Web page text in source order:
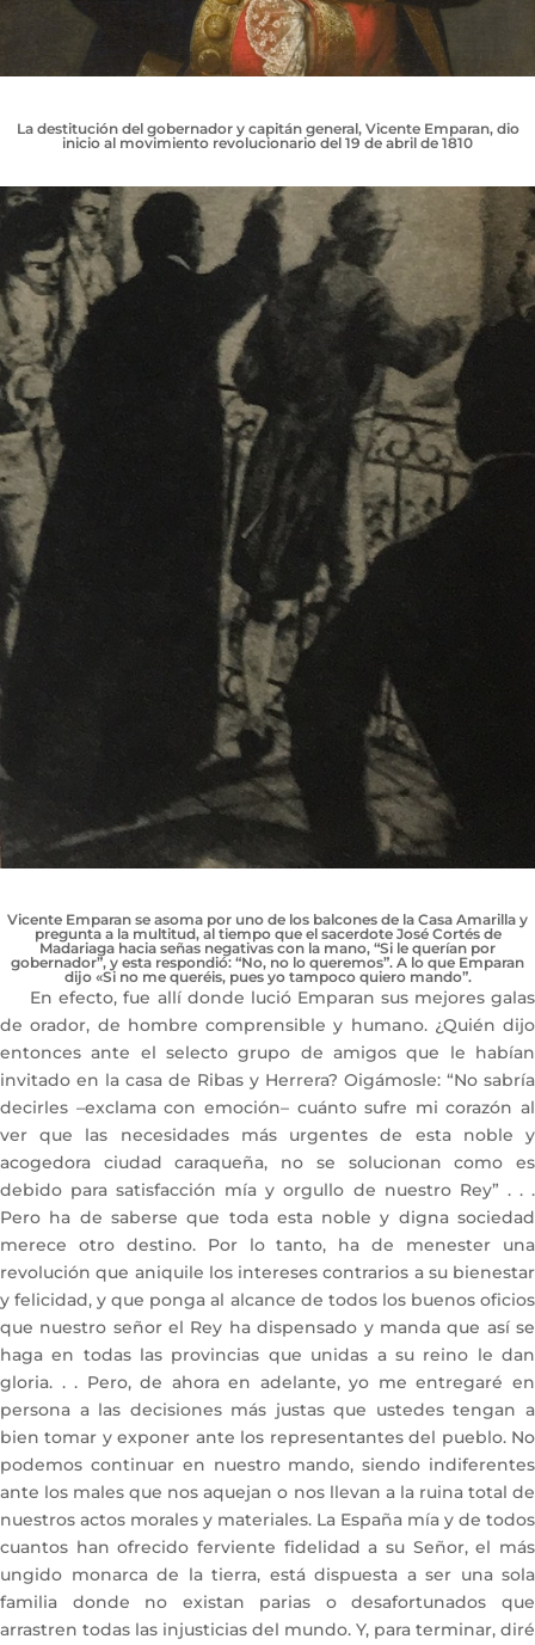
La destitución del gobernador y capitán general, Vicente Emparan, dio
inicio al movimiento revolucionario del 19 de abril de 1810
Vicente Emparan se asoma por uno de los balcones de la Casa Amarilla y
pregunta a la multitud, al tiempo que el sacerdote José Cortés de
Madariaga hacia señas negativas con la mano, “Si le querían por
gobernador”, y esta respondió: “No, no lo queremos”. A lo que Emparan
dijo «Si no me queréis, pues yo tampoco quiero mando”.
En efecto, fue allí donde lució Emparan sus mejores galas
de orador, de hombre comprensible y humano. ¿Quién dijo
entonces ante el selecto grupo de amigos que le habían
invitado en la casa de Ribas y Herrera? Oigámosle: “No sabría
decirles –exclama con emoción– cuánto sufre mi corazón al
ver que las necesidades más urgentes de esta noble y
acogedora ciudad caraqueña, no se solucionan como es
debido para satisfacción mía y orgullo de nuestro Rey” . . .
Pero ha de saberse que toda esta noble y digna sociedad
merece otro destino. Por lo tanto, ha de menester una
revolución que aniquile los intereses contrarios a su bienestar
y felicidad, y que ponga al alcance de todos los buenos oficios
que nuestro señor el Rey ha dispensado y manda que así se
haga en todas las provincias que unidas a su reino le dan
gloria. . . Pero, de ahora en adelante, yo me entregaré en
persona a las decisiones más justas que ustedes tengan a
bien tomar y exponer ante los representantes del pueblo. No
podemos continuar en nuestro mando, siendo indiferentes
ante los males que nos aquejan o nos llevan a la ruina total de
nuestros actos morales y materiales. La España mía y de todos
cuantos han ofrecido ferviente fidelidad a su Señor, el más
ungido monarca de la tierra, está dispuesta a ser una sola
familia donde no existan parias o desafortunados que
arrastren todas las injusticias del mundo. Y, para terminar, diré